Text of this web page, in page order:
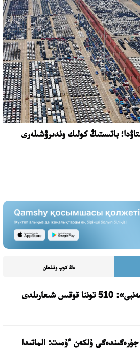
باتىستىڭ كولىك وندىرۋشىلەرى
ەڭ كوپ وقىلعان
شىعارىلدى
ۇلكەن ءۇمىت: الماتىدا